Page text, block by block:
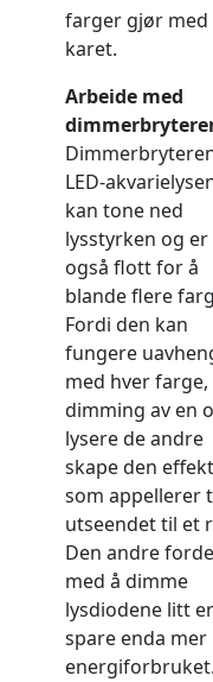
farger gjør
karet.
Arbeide med
LED-
kan tone ned
lysstyrken og er
også flott for å
blande flere
Fordi den kan
fungere
med hver farge,
dimming av en
lysere de andre
skape den
som appellerer
utseendet til et
Den andre
med å dimme
lysdiodene litt
spare enda mer
energiforbruket.